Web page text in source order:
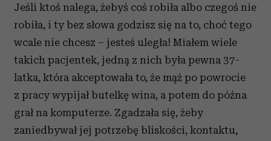
Jeśli ktoś nalega, żebyś coś robiła albo czegoś nie
robiła, i ty bez słowa godzisz się na to, choć tego
wcale nie chcesz – jesteś uległa! Miałem wiele
takich pacjentek, jedną z nich była pewna 37-
latka, która akceptowała to, że mąż po powrocie
z pracy wypijał butelkę wina, a potem do późna
grał na komputerze. Zgadzała się, żeby
zaniedbywał jej potrzebę bliskości, kontaktu,